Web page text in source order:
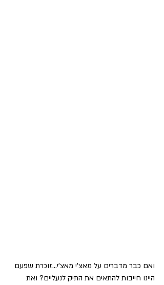
ואם כבר מדברים על מאצ'י מאצ'י...זוכרת שפעם
היינו חייבות להתאים את התיק לנעליים? ואת